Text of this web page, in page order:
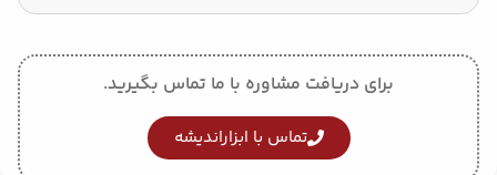
برای دریافت مشاوره با ما تماس بگیرید.
تماس با ابزاراندیشه